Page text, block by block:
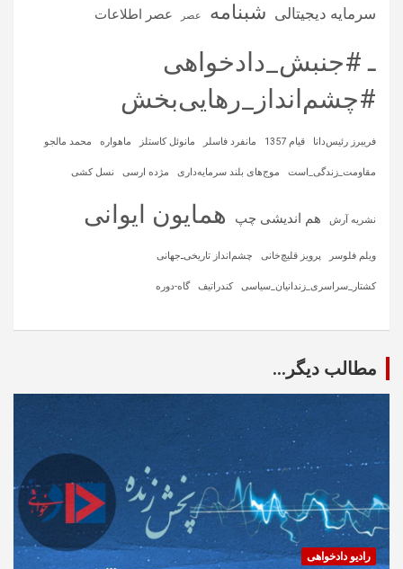
سرمایه‌ دیجیتالی شبنامه عصر عصر اطلاعات
ـ #جنبش_دادخواهی
#چشم‌انداز_رهایی‌بخش
فریبرز رئیس‌دانا قیام 1357 مانفرد فاسلر مانوئل کاستلز ماهواره‌ محمد مالجو
مقاومت_زندگی_است موج‌های بلند سرمایه‌داری مژده ارسی نسل کشی
نشریه آرش هم اندیشی چپ همایون ایوانی
ویلم فلوسر پرویز قلیچ‌خانی چشم‌انداز تاریخی‌ـ‌جهانی
کشتار_سراسری_زندانیان_سیاسی کندراتیف گاه-دوره
مطالب دیگر...
رادیو دادخواهی